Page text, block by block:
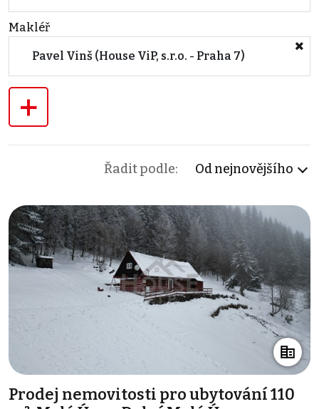
Makléř
Pavel Vinš (House ViP, s.r.o. - Praha 7)
+
Řadit podle: Od nejnovějšího
Prodej nemovitosti pro ubytování 110